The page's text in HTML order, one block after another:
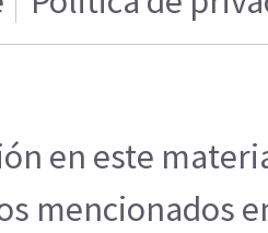
en este
mencionados